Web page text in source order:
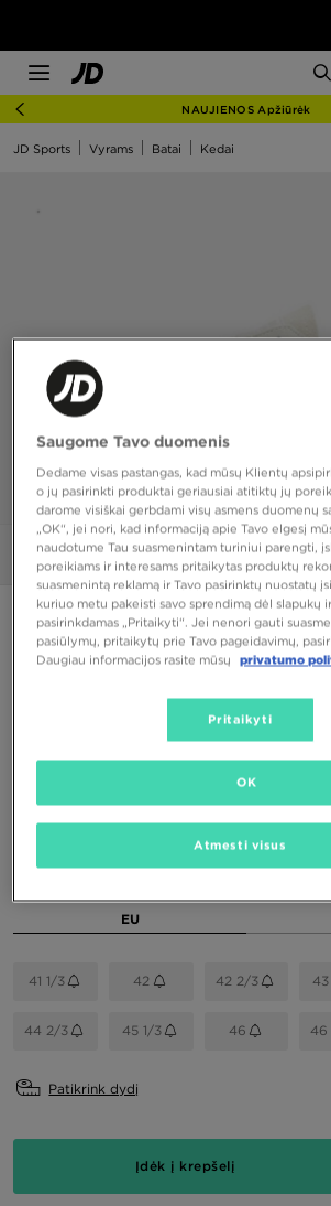
NAUJIENOS Apžiūrėk
JD Sports Vyrams Batai Kedai
Nuotraukos
PUIKUS PASIŪLYMAS
ONLY AT JD
Spalva
EU
41 1/3 42 42 2/3 43
44 2/3 45 1/3 46 46
Patikrink dydį
Įdėk į krepšelį
Saugome Tavo duomenis
Dedame visas pastangas, kad mūsų Klientų
o jų pasirinkti produktai geriausiai atitiktų jų
darome visiškai gerbdami visų asmens duomenų
„OK“, jei nori, kad informaciją apie Tavo elgesį
naudotume Tau suasmenintam turiniui parengti,
poreikiams ir interesams pritaikytas produktų
suasmenintą reklamą ir Tavo pasirinktų nuostatų
kuriuo metu pakeisti savo sprendimą dėl slapukų
pasirinkdamas „Pritaikyti“. Jei nenori gauti
pasiūlymų, pritaikytų prie Tavo pageidavimų,
Daugiau informacijos rasite mūsų
privatumo
Pritaikyti
Atmesti visus
OK